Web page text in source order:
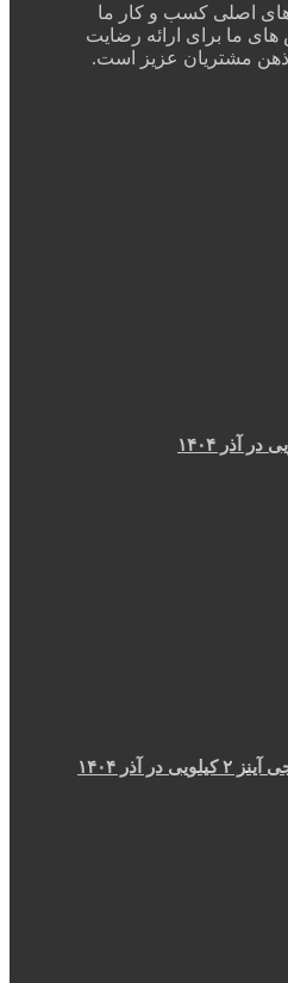
اصلی کسب و کار ما
ما برای ارائه رضایت
مشتریان عزیز است.
آذر ۱۴۰۴